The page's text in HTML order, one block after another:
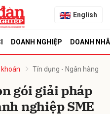
English
DOANH NGHIỆP DOANH
Tín dụng - Ngân hàng
gói giải pháp
nghiệp SME